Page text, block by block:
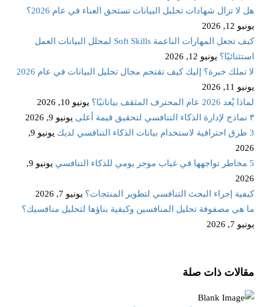
هل لا تزال شهادات تحليل البيانات تستحق العناء في عام 2026؟
يونيو 12, 2026
كيف تجعل المهارات الناعمة Soft Skills لمحلل البيانات العمل
استثنائيًا؟ يونيو 12, 2026
لا تملك خبرة؟ إليك كيف تقتحم مجال تحليل البيانات في عام 2026
يونيو 11, 2026
لماذا يُعد 2026 عام المحترف المثقف بياناتيًا؟
يونيو 10, 2026
٣ نماذج لإدارة الذكاء التنافسي لتحقيق قيمة أعلى
يونيو 9, 2026
3 طرق احترافية لاستخدام بيانات الذكاء التنافسي لديك
يونيو 9,
2026
5 مخاطر تواجهها في غياب موجز يومي للذكاء التنافسي
يونيو 9,
2026
كيفية إجراء البحث التنافسي لتطوير المنتجات؟ يونيو 7, 2026
ما هي مصفوفة تحليل المنافسين وكيفية بناؤها لتحليل منافسيك؟
يونيو 7, 2026
مقالات ذات صلة